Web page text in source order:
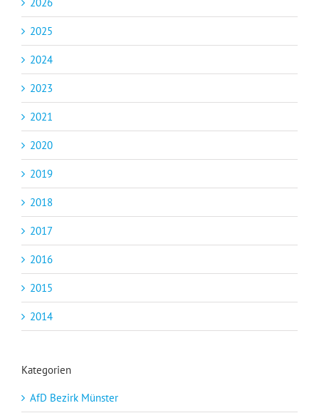
2025
2024
2023
2021
2020
2019
2018
2017
2016
2015
2014
Kategorien
AfD Bezirk Münster